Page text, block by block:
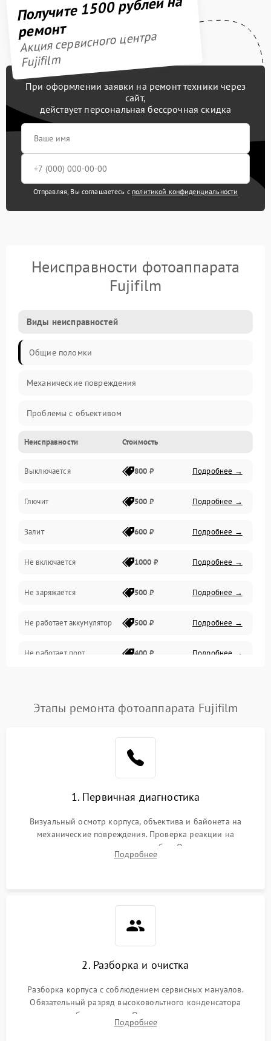
Получите 1500 рублей на
ремонт
Акция сервисного центра
Fujifilm
При оформлении заявки на ремонт техники через
сайт,
действует персональная бессрочная скидка
Отправляя, Вы соглашаетесь с политикой конфиденциальности
Неисправности фотоаппарата
Fujifilm
Виды неисправностей
Общие поломки
Механические повреждения
Проблемы с объективом
Электронные ошибки
Механические проблемы
Матрица и оптика
Питание и питание цепей
Проблемы с картами памяти
Объективы
Программные сбои
Коммуникации и интерфейсы
Неисправности Стоимость
Выключается 800 ₽ Подробнее →
Глючит 500 ₽ Подробнее →
Залит 600 ₽ Подробнее →
Не включается 1000 ₽ Подробнее →
Не заряжается 500 ₽ Подробнее →
Не работает аккумулятор 500 ₽ Подробнее →
Не работает порт 400 ₽ Подробнее →
Этапы ремонта фотоаппарата Fujifilm
1. Первичная диагностика
Визуальный осмотр корпуса, объектива и байонета на
механические повреждения. Проверка реакции на
включение, считывание кодов ошибок. Оценка состояния
матрицы и затвора, проверка работы автофокуса и вспышки.
Подробнее
2. Разборка и очистка
Разборка корпуса с соблюдением сервисных мануалов.
Обязательный разряд высоковольтного конденсатора
вспышки для безопасности. Очистка внутренних узлов от
пыли, песка и следов влаги с помощью спецсредств.
Подробнее